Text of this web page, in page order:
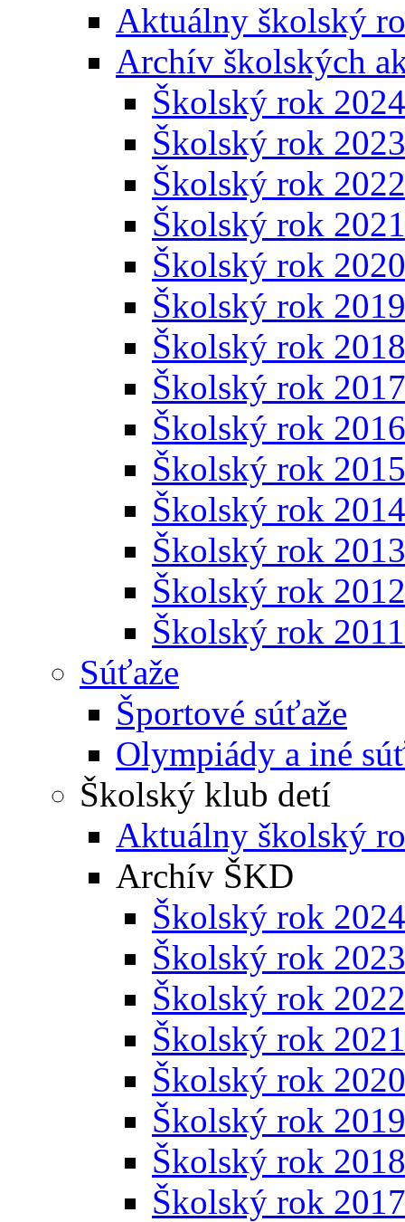
Aktuálny školský
Archív školských
Školský rok
Školský rok
Školský rok
Školský rok
Školský rok
Školský rok
Školský rok
Školský rok
Školský rok
Školský rok
Školský rok
Školský rok
Školský rok
Školský rok
Súťaže
Športové súťaže
Olympiády a iné
Školský klub detí
Aktuálny školský
Archív ŠKD
Školský rok
Školský rok
Školský rok
Školský rok
Školský rok
Školský rok
Školský rok
Školský rok